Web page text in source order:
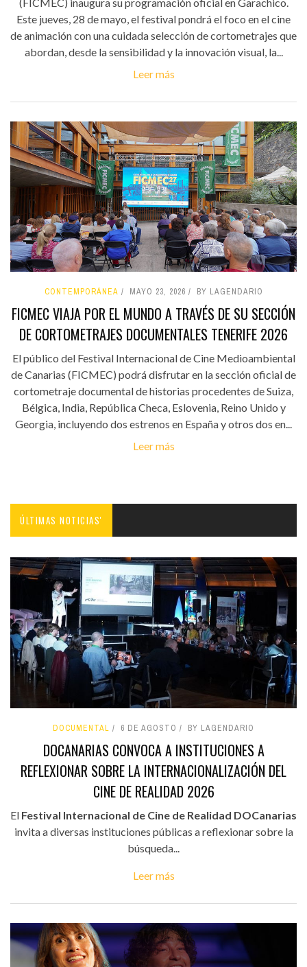
Este jueves, 28 de mayo, el festival pondrá el foco en el cine
de animación con una cuidada selección de cortometrajes que
abordan, desde la sensibilidad y la innovación visual, la...
Leer más
CONTEMPORÁNEA MAYO 23, 2026 BY LAGENDARIO
FICMEC VIAJA POR EL MUNDO A TRAVÉS DE SU SECCIÓN
DE CORTOMETRAJES DOCUMENTALES TENERIFE 2026
El público del Festival Internacional de Cine Medioambiental
de Canarias (FICMEC) podrá disfrutar en la sección oficial de
cortometraje documental de historias procedentes de Suiza,
Bélgica, India, República Checa, Eslovenia, Reino Unido y
Georgia, incluyendo dos estrenos en España y otros dos en...
Leer más
ÚLTIMAS NOTICIAS'
DOCUMENTAL 6 DE AGOSTO BY LAGENDARIO
DOCANARIAS CONVOCA A INSTITUCIONES A
REFLEXIONAR SOBRE LA INTERNACIONALIZACIÓN DEL
CINE DE REALIDAD 2026
El Festival Internacional de Cine de Realidad DOCanarias
invita a diversas instituciones públicas a reflexionar sobre la
búsqueda...
Leer más